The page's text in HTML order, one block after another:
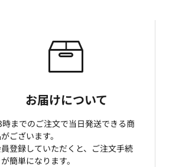
お届けについて
時までのご注文で当日発送できる商
ございます。
登録していただくと、ご注文手続
簡単になります。